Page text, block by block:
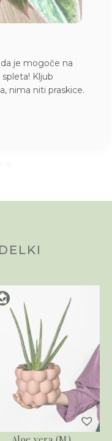
je mogoče na
Kljub
nima niti praskice.